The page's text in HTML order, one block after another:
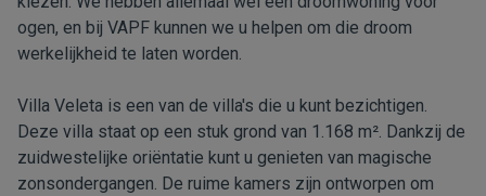
ogen, en bij VAPF kunnen we u helpen om die droom
werkelijkheid te laten worden.
Villa Veleta is een van de villa's die u kunt bezichtigen.
Deze villa staat op een stuk grond van 1.168 m². Dankzij de
zuidwestelijke oriëntatie kunt u genieten van magische
zonsondergangen. De ruime kamers zijn ontworpen om